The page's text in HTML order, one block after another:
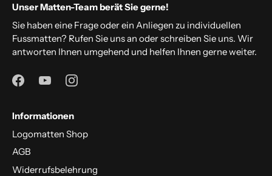
Unser Matten-Team berät Sie gerne!
Sie haben eine Frage oder ein Anliegen zu individuellen
Fussmatten? Rufen Sie uns an oder schreiben Sie uns. Wir
antworten Ihnen umgehend und helfen Ihnen gerne weiter.
Informationen
Logomatten Shop
AGB
Widerrufsbelehrung